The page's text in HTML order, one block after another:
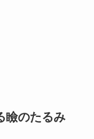
瞼のたるみ